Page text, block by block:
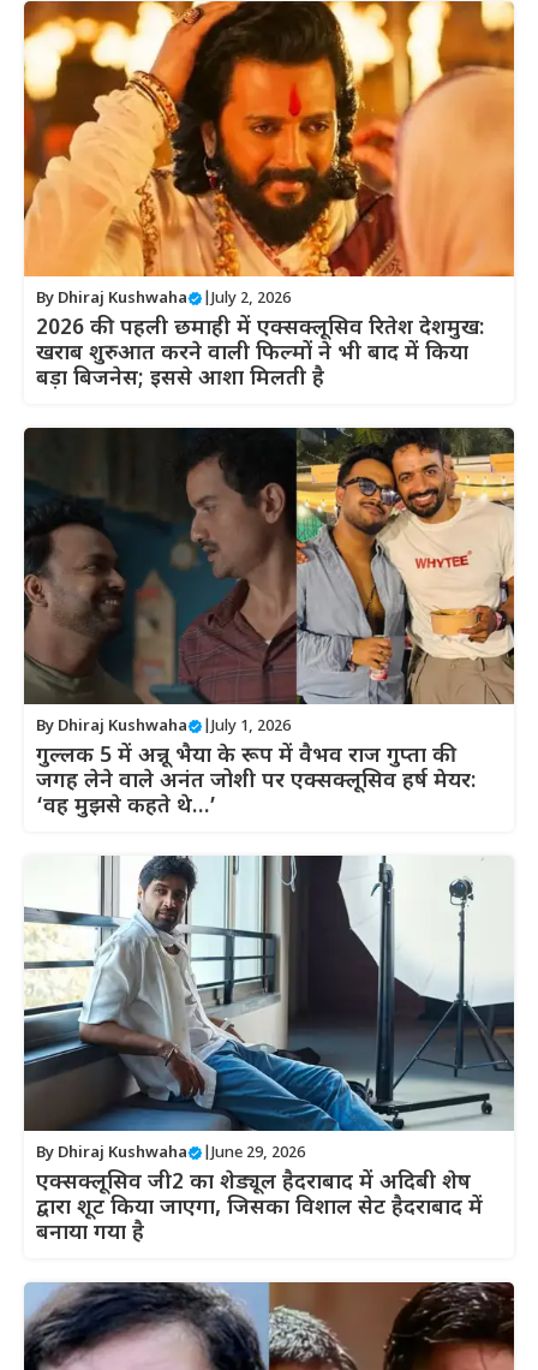
By Dhiraj Kushwaha July 2, 2026
2026 की पहली छमाही में एक्सक्लूसिव रितेश देशमुख:
खराब शुरुआत करने वाली फिल्मों ने भी बाद में किया
बड़ा बिजनेस; इससे आशा मिलती है
By Dhiraj Kushwaha July 1, 2026
गुल्लक 5 में अन्नू भैया के रूप में वैभव राज गुप्ता की
जगह लेने वाले अनंत जोशी पर एक्सक्लूसिव हर्ष मेयर:
‘वह मुझसे कहते थे…’
By Dhiraj Kushwaha |June 29, 2026
एक्सक्लूसिव जी2 का शेड्यूल हैदराबाद में अदिबी शेष
द्वारा शूट किया जाएगा, जिसका विशाल सेट हैदराबाद में
बनाया गया है